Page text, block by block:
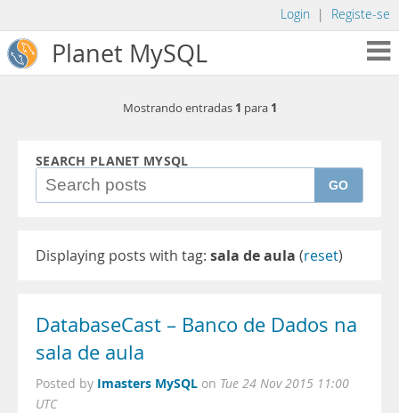
Login | Registe-se
Planet MySQL
Mostrando entradas 1 para 1
SEARCH PLANET MYSQL
GO
Displaying posts with tag: sala de aula (reset)
DatabaseCast – Banco de Dados na
sala de aula
Posted by Imasters MySQL on Tue 24 Nov 2015 11:00
UTC